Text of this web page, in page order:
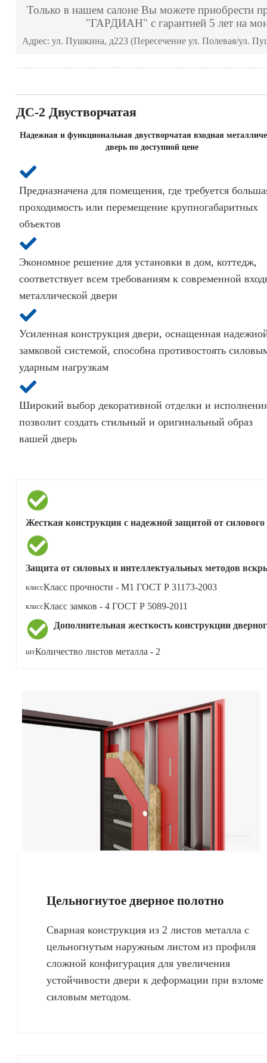
Только в нашем салоне Вы можете приобрести
"ГАРДИАН" с гарантией 5 лет на
Адрес: ул. Пушкина, д223 (Пересечение ул. Полевая/ул.
ДС-2 Двустворчатая
Надежная и функциональная двустворчатая входная
дверь по доступной цене
Предназначена для помещения, где требуется
проходимость или перемещение крупногабаритных
объектов
Экономное решение для установки в дом, коттедж,
соответствует всем требованиям к современной
металлической двери
Усиленная конструкция двери, оснащенная
замковой системой, способна противостоять
ударным нагрузкам
Широкий выбор декоративной отделки и
позволит создать стильный и оригинальный образ
вашей дверь
Жесткая конструкция с надежной защитой от силового
Защита от силовых и интеллектуальных методов
Класс прочности - М1
класс
ГОСТ Р 31173-2003
Класс замков - 4
класс
ГОСТ Р 5089-2011
Дополнительная жесткость конструкции
Количество листов металла - 2
шт
Цельногнутое дверное полотно
Сварная конструкция из 2 листов металла с
цельногнутым наружным листом из профиля
сложной конфигурация для увеличения
устойчивости двери к деформации при взломе
силовым методом.